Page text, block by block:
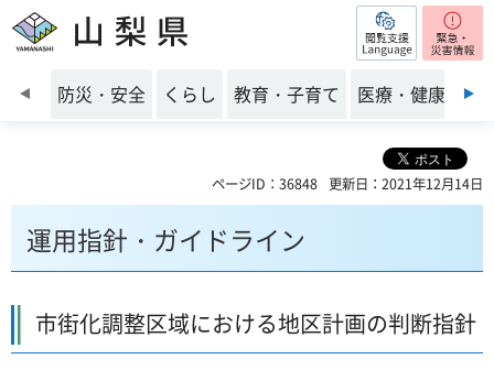
山梨県 閲覧支援
前のスライドを表示
防災・安全 くらし 教育・子育て 医療・健康・福
ページID：36848 更新日：2021年12月14日
運用指針・ガイドライン
市街化調整区域における地区計画の判断指針